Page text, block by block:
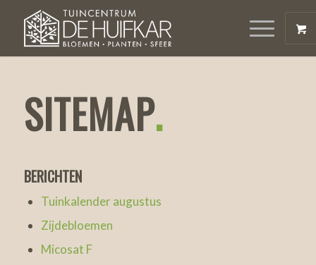
SITEMAP.
BERICHTEN
Tuinkalender augustus
Zijdebloemen
Micosat F